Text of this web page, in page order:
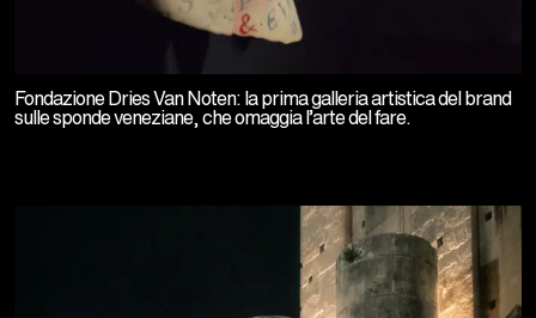
Fondazione Dries Van Noten: la prima galleria artistica del brand
sulle sponde veneziane, che omaggia l’arte del fare.